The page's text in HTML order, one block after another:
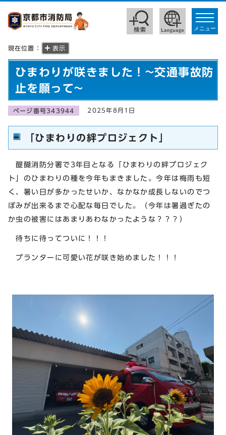
toggle
メニュー
現在位置： 表示
ひまわりが咲きました！~交通事故防
止を願って~
ページ番号343944 2025年8月1日
「ひまわりの絆プロジェクト」
醍醐消防分署で3年目となる「ひまわりの絆プロジェク
ト」のひまわりの種を今年もまきました。今年は梅雨も短
く、暑い日が多かったせいか、なかなか成長しないのでつ
ぼみが出来るまで心配な毎日でした。（今年は暑過ぎたの
か虫の被害にはあまりあわなかったような？？？）
待ちに待ってついに！！！
プランターに可愛い花が咲き始めました！！！